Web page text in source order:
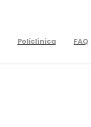
Policlínica FAQ